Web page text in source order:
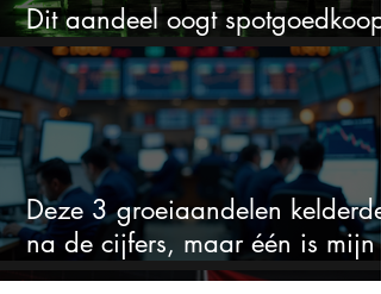
Dit aandeel oogt spotgoedkoop
voor hoeveel het kan stijgen
Deze 3 groeiaandelen
na de cijfers, maar één is mijn
duidelijke favoriet